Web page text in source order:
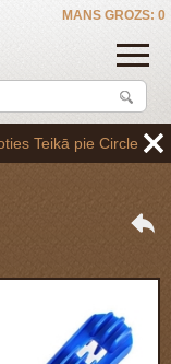
MANS GROZS: 0
Teikā pie Circle K